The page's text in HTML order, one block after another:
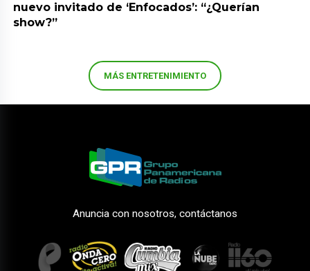
nuevo invitado de ‘Enfocados’: “¿Querían
show?”
MÁS ENTRETENIMIENTO
Anuncia con nosotros, contáctanos